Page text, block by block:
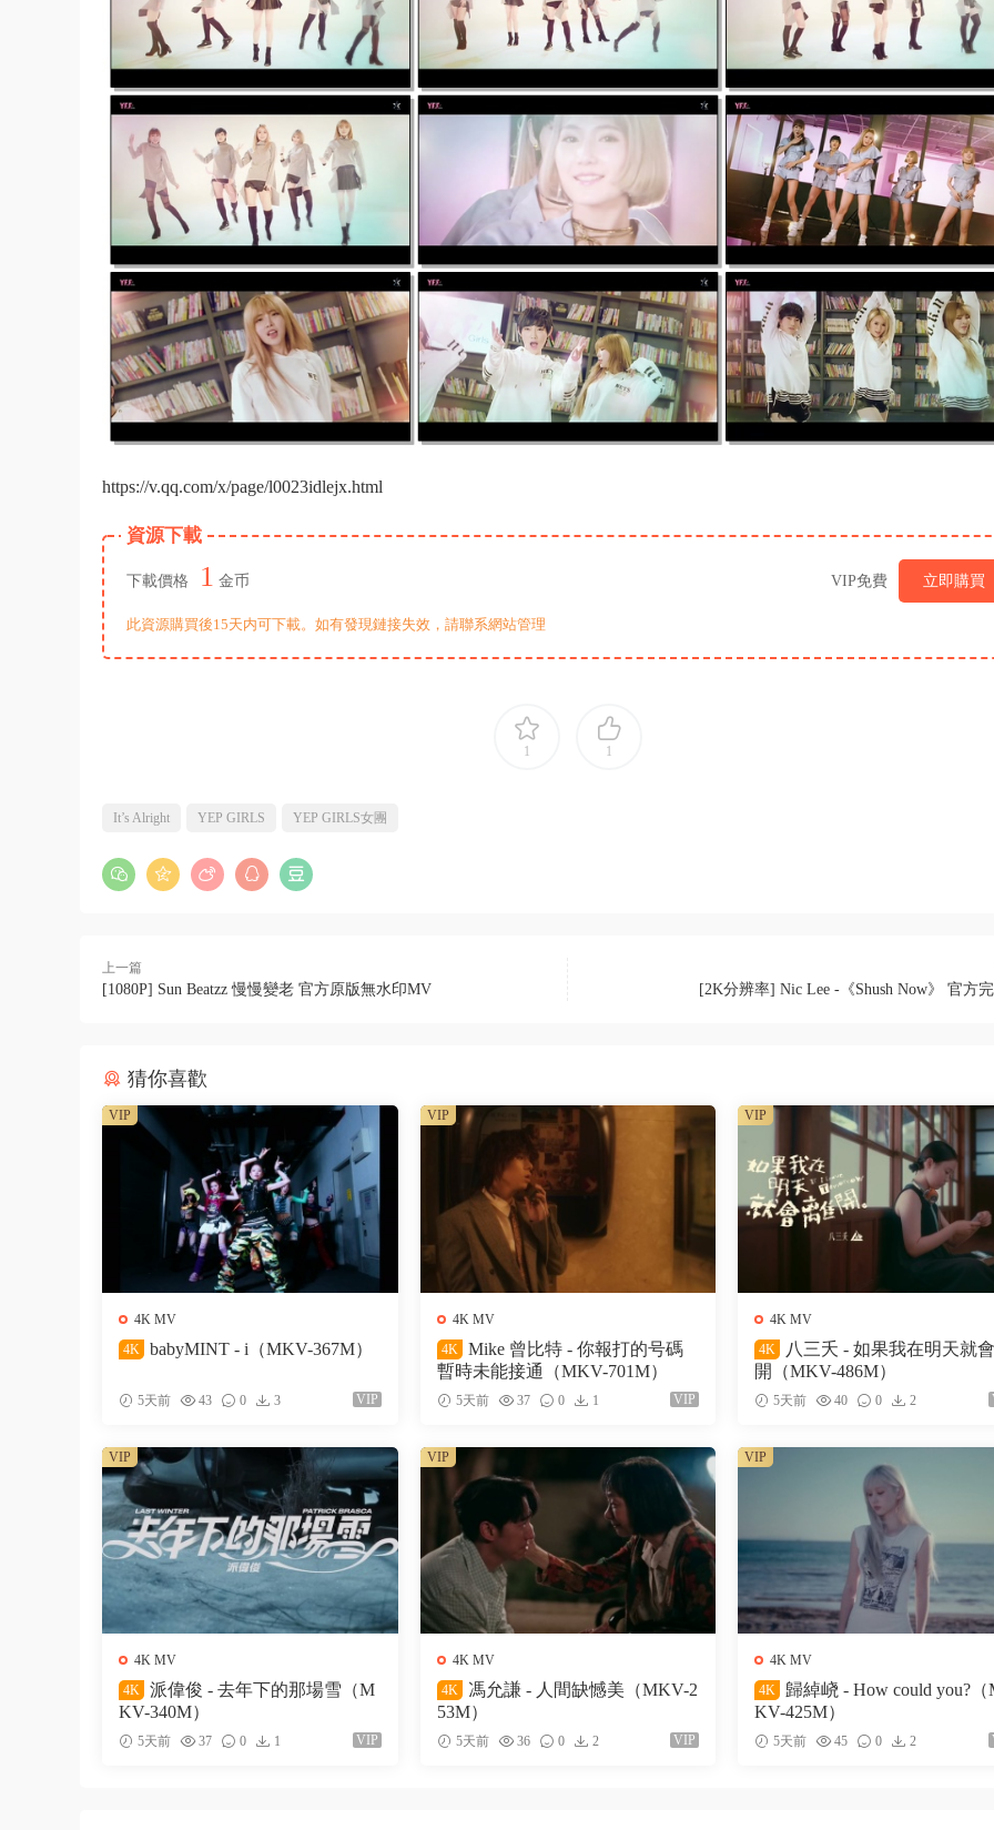
https://v.qq.com/x/page/l0023idlejx.html
資源下載
下載價格 1 金币 VIP免費 立即購買
此資源購買後15天内可下載。如有發現鏈接失效，請聯系網站管理
1 1
It’s Alright YEP GIRLS YEP GIRLS女團
上一篇
[1080P] Sun Beatzz 慢慢變老 官方原版無水印MV [2K分辨率] Nic Lee -《Shush Now》 官方
猜你喜歡
4K MV
4K
babyMINT - i（MKV-367M）
5天前 43 0 3 VIP
VIP
4K MV
4K
Mike 曾比特 - 你報打的号碼
暫時未能接通（MKV-701M）
5天前 37 0 1 VIP
VIP
4K MV
4K
八三夭 - 如果我在明天就
開（MKV-486M）
5天前 40 0 2
VIP
4K MV
4K
派偉俊 - 去年下的那場雪（M
KV-340M）
5天前 37 0 1 VIP
VIP
4K MV
4K
馮允謙 - 人間缺憾美（MKV-2
53M）
5天前 36 0 2 VIP
VIP
4K MV
4K
歸綽峣 - How could you?（
KV-425M）
5天前 45 0 2
VIP